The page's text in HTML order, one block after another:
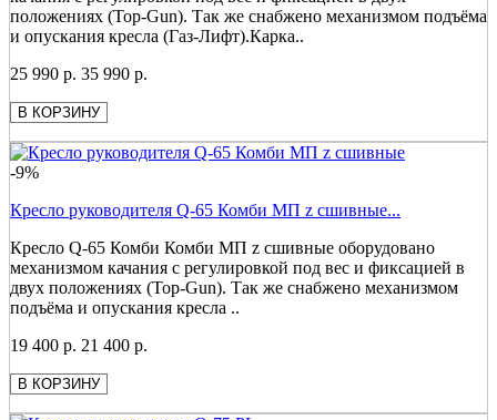
положениях (Top-Gun). Так же снабжено механизмом подъёма
и опускания кресла (Газ-Лифт).Карка..
25 990 р. 35 990 р.
В КОРЗИНУ
-9%
Кресло руководителя Q-65 Комби МП z сшивные...
Кресло Q-65 Комби Комби МП z сшивные оборудовано
механизмом качания с регулировкой под вес и фиксацией в
двух положениях (Top-Gun). Так же снабжено механизмом
подъёма и опускания кресла ..
19 400 р. 21 400 р.
В КОРЗИНУ